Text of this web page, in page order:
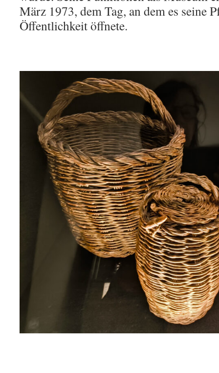
März 1973, dem Tag, an dem es seine
Öffentlichkeit öffnete.